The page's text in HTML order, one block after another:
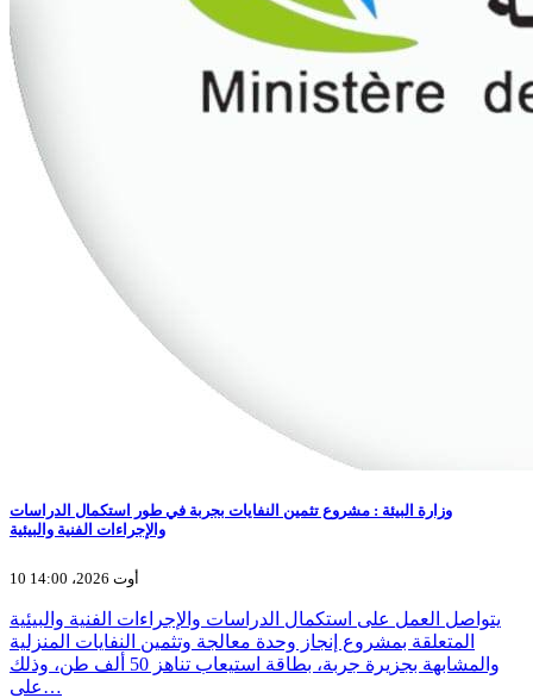
وزارة البيئة : مشروع تثمين النفايات بجربة في طور استكمال الدراسات
والإجراءات الفنية والبيئية
10 أوت 2026، 14:00
يتواصل العمل على استكمال الدراسات والإجراءات الفنية والبيئية
المتعلقة بمشروع إنجاز وحدة معالجة وتثمين النفايات المنزلية
والمشابهة بجزيرة جربة، بطاقة استيعاب تناهز 50 ألف طن، وذلك
على…